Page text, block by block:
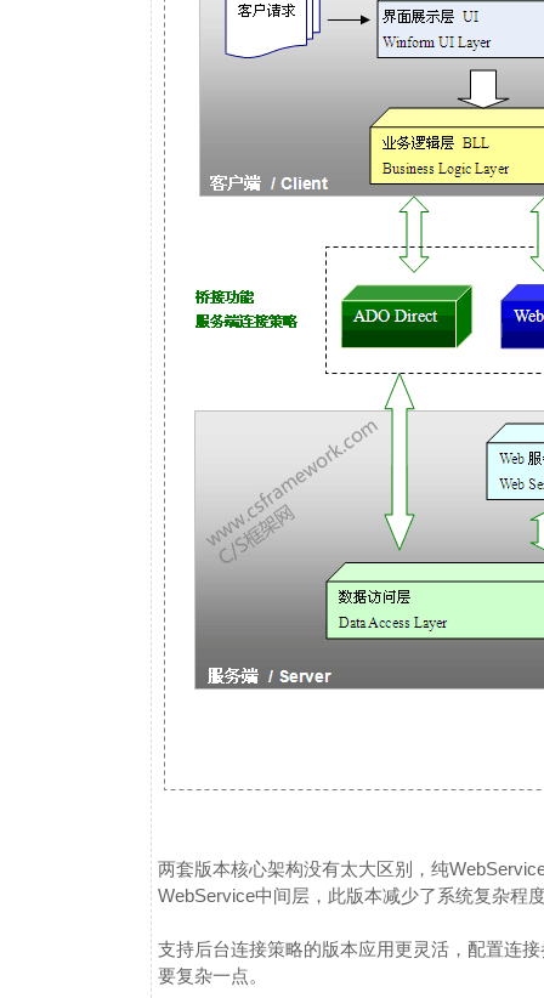
两套版本核心架构没有太大区别，纯
WebService中间层，此版本减少了系统复杂程
支持后台连接策略的版本应用更灵活，配置连
要复杂一点。